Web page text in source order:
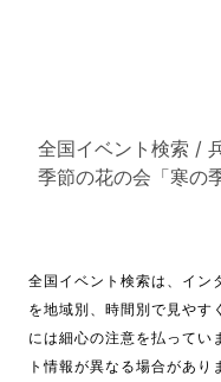
全国イベント検索 /
季節の花の会「寒の
全国イベント検索は、イン
を地域別、時間別で見やす
には細心の注意を払ってい
ト情報が異なる場合があ